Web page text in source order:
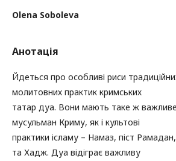
Olena Soboleva
Анотація
Йдеться про особливі риси
молитовних практик кримських
татар дуа. Вони мають таке ж
мусульман Криму, як і культові
практики ісламу – Намаз, піст
та Хадж. Дуа відіграє важливу